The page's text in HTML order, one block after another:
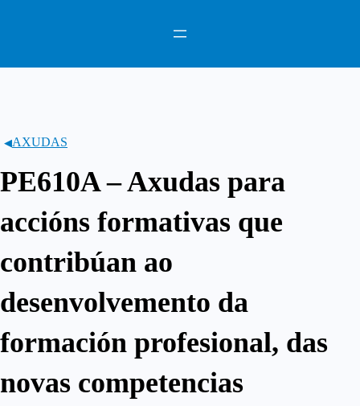
AXUDAS
PE610A – Axudas para
accións formativas que
contribúan ao
desenvolvemento da
formación profesional, das
novas competencias